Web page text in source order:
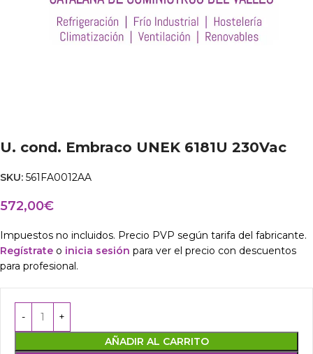
U. cond. Embraco UNEK 6181U 230Vac
SKU: 561FA0012AA
572,00€
Impuestos no incluidos. Precio PVP según tarifa del fabricante.
Regístrate o inicia sesión para ver el precio con descuentos
para profesional.
AÑADIR AL CARRITO